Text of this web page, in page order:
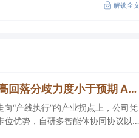
解锁全文
【狙击龙虎榜午盘】市场冲高回落分歧力度小于预期 AI智能体依旧为核心主线
“产线执行”的产业拐点上，公司凭
优势，自研多智能体协同协议以